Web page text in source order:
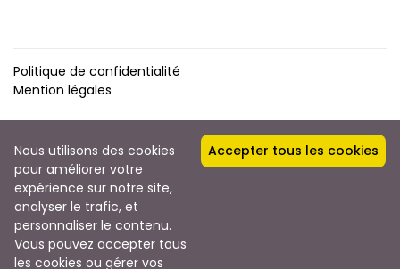
Politique de confidentialité
Mention légales
Qui somme nous ?
Contact
Copyright © 2025 par
Nous utilisons des cookies
pour améliorer votre
expérience sur notre site,
analyser le trafic, et
personnaliser le contenu.
Vous pouvez accepter tous
les cookies ou gérer vos
Accepter tous les cookies